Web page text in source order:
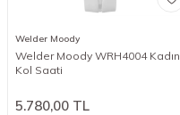
Welder Moody
Welder Moody WRH4004 Kadın
Kol Saati
5.780,00 TL